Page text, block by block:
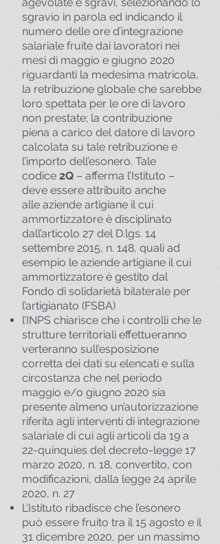
sgravio in parola ed indicando il
numero delle ore d’integrazione
salariale fruite dai lavoratori nei
mesi di maggio e giugno 2020
riguardanti la medesima matricola,
la retribuzione globale che sarebbe
loro spettata per le ore di lavoro
non prestate; la contribuzione
piena a carico del datore di lavoro
calcolata su tale retribuzione e
l’importo dell’esonero. Tale
codice 2Q – afferma l’Istituto –
deve essere attribuito anche
alle aziende artigiane il cui
ammortizzatore è disciplinato
dall’articolo 27 del D.lgs. 14
settembre 2015, n. 148, quali ad
esempio le aziende artigiane il cui
ammortizzatore è gestito dal
Fondo di solidarietà bilaterale per
l’artigianato (FSBA)
l’INPS chiarisce che i controlli che le
strutture territoriali effettueranno
verteranno sull’esposizione
corretta dei dati su elencati e sulla
circostanza che nel periodo
maggio e/o giugno 2020 sia
presente almeno un’autorizzazione
riferita agli interventi di integrazione
salariale di cui agli articoli da 19 a
22-quinquies del decreto-legge 17
marzo 2020, n. 18, convertito, con
modificazioni, dalla legge 24 aprile
2020, n. 27
L’Istituto ribadisce che l’esonero
può essere fruito tra il 15 agosto e il
31 dicembre 2020, per un massimo